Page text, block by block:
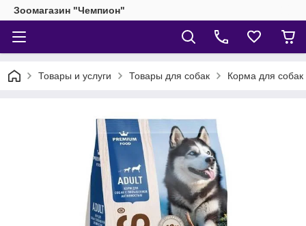
Зоомагазин "Чемпион"
Товары и услуги Товары для собак Корма для собак